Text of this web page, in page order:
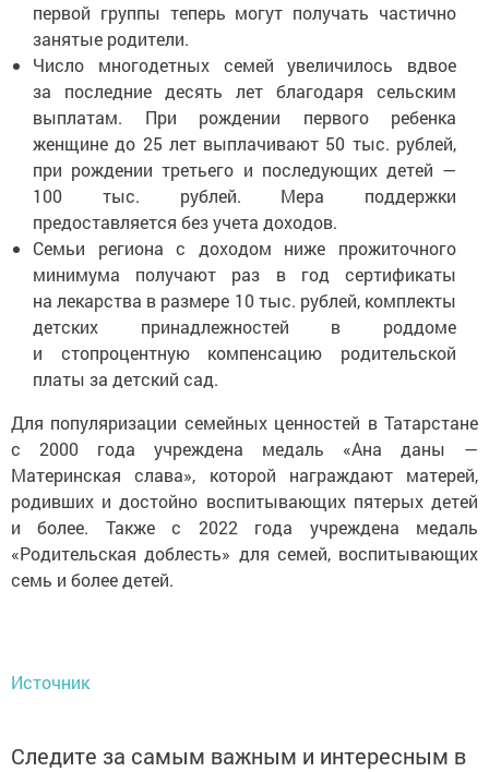
первой группы теперь могут получать частично
занятые родители.
Число многодетных семей увеличилось вдвое
за последние десять лет благодаря сельским
выплатам. При рождении первого ребенка
женщине до 25 лет выплачивают 50 тыс. рублей,
при рождении третьего и последующих детей —
100 тыс. рублей. Мера поддержки
предоставляется без учета доходов.
Семьи региона с доходом ниже прожиточного
минимума получают раз в год сертификаты
на лекарства в размере 10 тыс. рублей, комплекты
детских принадлежностей в роддоме
и стопроцентную компенсацию родительской
платы за детский сад.
Для популяризации семейных ценностей в Татарстане
с 2000 года учреждена медаль «Ана даны —
Материнская слава», которой награждают матерей,
родивших и достойно воспитывающих пятерых детей
и более. Также с 2022 года учреждена медаль
«Родительская доблесть» для семей, воспитывающих
семь и более детей.
Источник
Следите за самым важным и интересным в